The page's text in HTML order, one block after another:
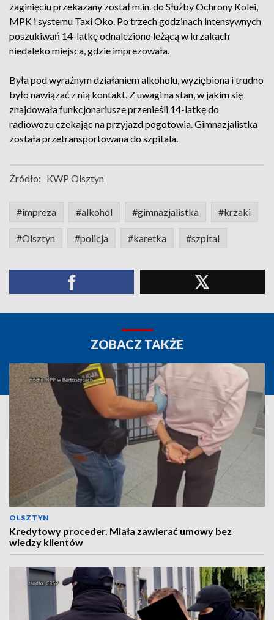
zaginięciu przekazany został m.in. do Służby Ochrony Kolei,
MPK i systemu Taxi Oko. Po trzech godzinach intensywnych
poszukiwań 14-latkę odnaleziono leżącą w krzakach
niedaleko miejsca, gdzie imprezowała.
Była pod wyraźnym działaniem alkoholu, wyziębiona i trudno
było nawiązać z nią kontakt. Z uwagi na stan, w jakim się
znajdowała funkcjonariusze przenieśli 14-latkę do
radiowozu czekając na przyjazd pogotowia. Gimnazjalistka
została przetransportowana do szpitala.
Źródło: KWP Olsztyn
#impreza #alkohol #gimnazjalistka #krzaki
#Olsztyn #policja #karetka #szpital
ZOBACZ TAKŻE
OLSZTYN
Kredytowy proceder. Miała zawierać umowy bez
wiedzy klientów